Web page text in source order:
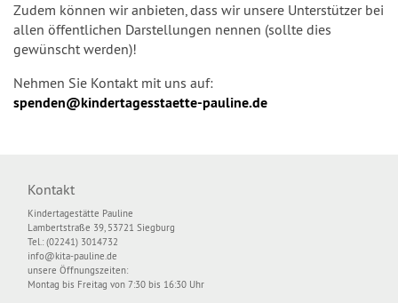
Zudem können wir anbieten, dass wir unsere Unterstützer bei
allen öffentlichen Darstellungen nennen (sollte dies
gewünscht werden)!
Nehmen Sie Kontakt mit uns auf:
spenden@kindertagesstaette-pauline.de
Kontakt
Kindertagestätte Pauline
Lambertstraße 39, 53721 Siegburg
Tel.: (02241) 3014732
info@kita-pauline.de
unsere Öffnungszeiten:
Montag bis Freitag von 7:30 bis 16:30 Uhr